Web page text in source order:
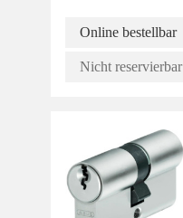
Online bestellbar
Nicht reservierbar